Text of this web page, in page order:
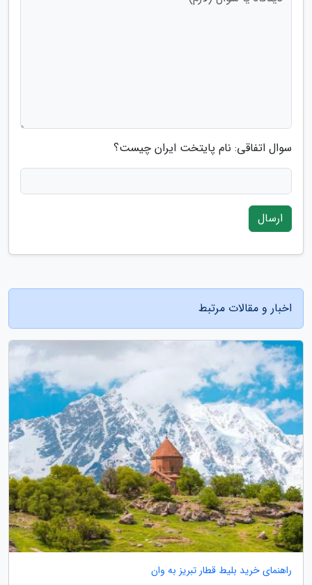
سوال اتفاقی: نام پایتخت ایران چیست؟
ارسال
اخبار و مقالات مرتبط
راهنمای خرید بلیط قطار تبریز به وان